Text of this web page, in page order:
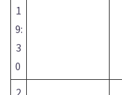
1
9:
3
0